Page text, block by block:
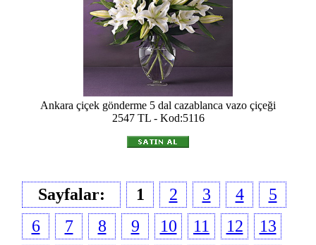
Ankara çiçek gönderme 5 dal cazablanca vazo çiçeği
2547 TL - Kod:5116
Sayfalar: 1 2 3 4
5
6
7 8 9 10 11 12
13